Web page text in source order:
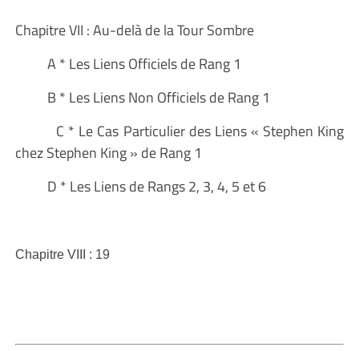
Chapitre VII : Au-delà de la Tour Sombre
A * Les Liens Officiels de Rang 1
B * Les Liens Non Officiels de Rang 1
C * Le Cas Particulier des Liens « Stephen King
chez Stephen King » de Rang 1
D * Les Liens de Rangs 2, 3, 4, 5 et 6
Chapitre VIII : 19